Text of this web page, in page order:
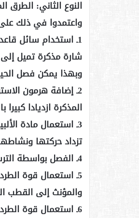
النوع الثاني: الطرق
واعتمدوا في ذلك
1ـ استخدام سائل
شارة مذكرة تميل
وبهذا يمكن فصل
2ـ إضافة هرمون
المذكرة ازديادا كبيرا
3ـ استعمال مادة
تزداد حركتها
4ـ الفصل بواسطة الترسيب والطرد المركز على أساس الاختلافات الفيزيائية للحيوانات المنوية.
5ـ استعمال قوة
والمؤنث إلى القطب
6ـ استعمال قوة الطرد المغناطيسية.